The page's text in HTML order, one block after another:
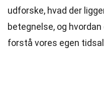
udforske, hvad der
betegnelse, og
forstå vores egen